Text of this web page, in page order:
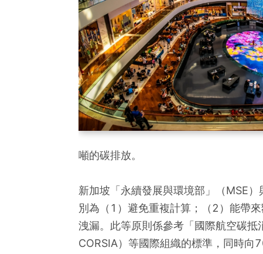
噸的碳排放。
新加坡「永續發展與環境部」（MSE
別為（1）避免重複計算；（2）能帶
洩漏。此等原則係參考「國際航空碳
CORSIA）等國際組織的標準，同時向